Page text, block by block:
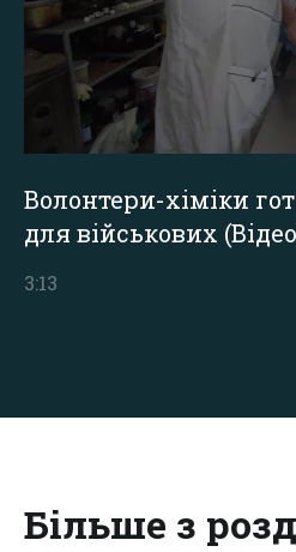
Волонтери-хіміки
для військових
3:13
Більше з